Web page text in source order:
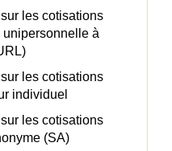
les cotisations
à
les cotisations
individuel
les cotisations
(SA)